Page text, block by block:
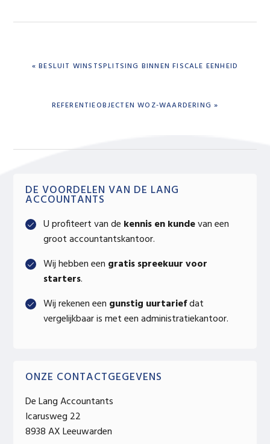
PREVIOUS
« BESLUIT WINSTSPLITSING BINNEN FISCALE EENHEID
NEXT
REFERENTIEOBJECTEN WOZ-WAARDERING »
Primary
Sidebar
DE VOORDELEN VAN DE LANG
ACCOUNTANTS
U profiteert van de kennis en kundevan een
groot accountantskantoor.
Wij hebben een gratis spreekuur voor
starters.
Wij rekenen een gunstig uurtariefdat
vergelijkbaar is met een administratiekantoor.
ONZE CONTACTGEGEVENS
De Lang Accountants
Icarusweg 22
8938 AX Leeuwarden